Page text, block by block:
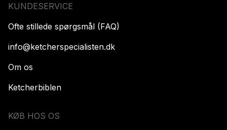
KUNDESERVICE
Ofte stillede spørgsmål (FAQ)
info@ketcherspecialisten.dk
Om os
Ketcherbiblen
KØB HOS OS